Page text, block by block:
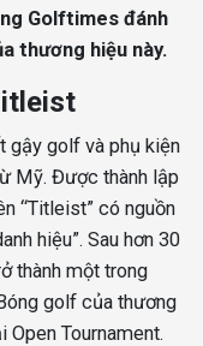
Golftimes đánh
thương hiệu này.
gậy golf và phụ kiện
Mỹ. Được thành lập
“Titleist” có nguồn
hiệu”. Sau hơn 30
thành một trong
golf của thương
Tournament.